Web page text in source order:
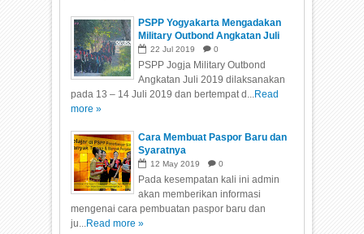
PSPP Yogyakarta Mengadakan
Military Outbond Angkatan Juli
2019
22 Jul 2019 0
PSPP Jogja Military Outbond
Angkatan Juli 2019 dilaksanakan
pada 13 – 14 Juli 2019 dan bertempat d...Read
more »
Cara Membuat Paspor Baru dan
Syaratnya
12 May 2019 0
Pada kesempatan kali ini admin
akan memberikan informasi
mengenai cara pembuatan paspor baru dan
ju...Read more »